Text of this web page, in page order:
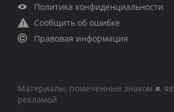
Политика конфиденциальности
Сообщить об ошибке
Правовая информация
Материалы, помеченные знаком ■,
рекламой